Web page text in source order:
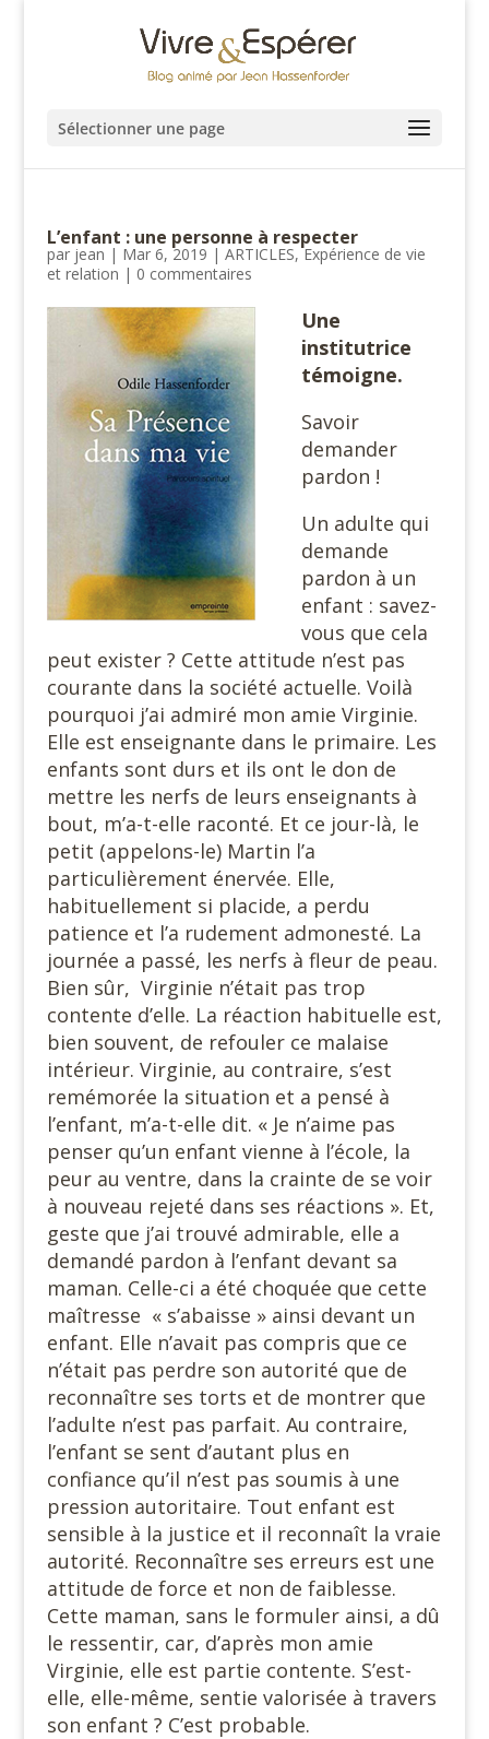
Sélectionner une page
L’enfant : une personne à respecter
par jean | Mar 6, 2019 | ARTICLES,Expérience de vie
et relation | 0 commentaires
Une
institutrice
témoigne.
Savoir
demander
pardon !
Un adulte qui
demande
pardon à un
enfant : savez-
vous que cela
peut exister ? Cette attitude n’est pas
courante dans la société actuelle. Voilà
pourquoi j’ai admiré mon amie Virginie.
Elle est enseignante dans le primaire. Les
enfants sont durs et ils ont le don de
mettre les nerfs de leurs enseignants à
bout, m’a-t-elle raconté. Et ce jour-là, le
petit (appelons-le) Martin l’a
particulièrement énervée. Elle,
habituellement si placide, a perdu
patience et l’a rudement admonesté. La
journée a passé, les nerfs à fleur de peau.
Bien sûr, Virginie n’était pas trop
contente d’elle. La réaction habituelle est,
bien souvent, de refouler ce malaise
intérieur. Virginie, au contraire, s’est
remémorée la situation et a pensé à
l’enfant, m’a-t-elle dit. « Je n’aime pas
penser qu’un enfant vienne à l’école, la
peur au ventre, dans la crainte de se voir
à nouveau rejeté dans ses réactions ». Et,
geste que j’ai trouvé admirable, elle a
demandé pardon à l’enfant devant sa
maman. Celle-ci a été choquée que cette
maîtresse « s’abaisse » ainsi devant un
enfant. Elle n’avait pas compris que ce
n’était pas perdre son autorité que de
reconnaître ses torts et de montrer que
l’adulte n’est pas parfait. Au contraire,
l’enfant se sent d’autant plus en
confiance qu’il n’est pas soumis à une
pression autoritaire. Tout enfant est
sensible à la justice et il reconnaît la vraie
autorité. Reconnaître ses erreurs est une
attitude de force et non de faiblesse.
Cette maman, sans le formuler ainsi, a dû
le ressentir, car, d’après mon amie
Virginie, elle est partie contente. S’est-
elle, elle-même, sentie valorisée à travers
son enfant ? C’est probable.